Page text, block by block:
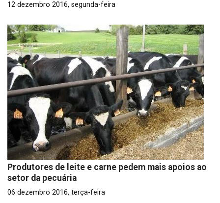
12 dezembro 2016, segunda-feira
Produtores de leite e carne pedem mais apoios ao
setor da pecuária
06 dezembro 2016, terça-feira